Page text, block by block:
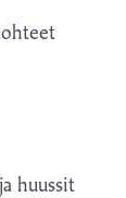
huussit